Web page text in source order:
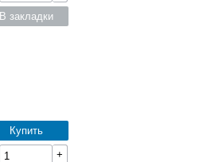
В закладки
Купить
+